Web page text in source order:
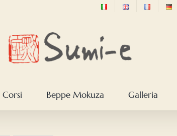
Corsi Beppe Mokuza Galleria